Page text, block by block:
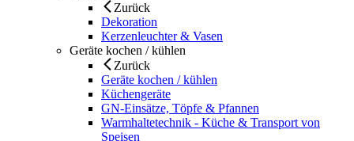
Zurück
Dekoration
Kerzenleuchter & Vasen
Geräte kochen / kühlen
Zurück
Geräte kochen / kühlen
Küchengeräte
GN-Einsätze, Töpfe & Pfannen
Warmhaltetechnik - Küche & Transport von
Speisen